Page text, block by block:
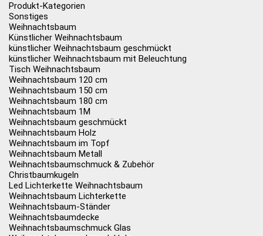
Produkt-Kategorien
Sonstiges
Weihnachtsbaum
Künstlicher Weihnachtsbaum
künstlicher Weihnachtsbaum geschmückt
künstlicher Weihnachtsbaum mit Beleuchtung
Tisch Weihnachtsbaum
Weihnachtsbaum 120 cm
Weihnachtsbaum 150 cm
Weihnachtsbaum 180 cm
Weihnachtsbaum 1M
Weihnachtsbaum geschmückt
Weihnachtsbaum Holz
Weihnachtsbaum im Topf
Weihnachtsbaum Metall
Weihnachtsbaumschmuck & Zubehör
Christbaumkugeln
Led Lichterkette Weihnachtsbaum
Weihnachtsbaum Lichterkette
Weihnachtsbaum-Ständer
Weihnachtsbaumdecke
Weihnachtsbaumschmuck Glas